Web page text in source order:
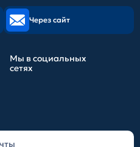
Через сайт
Мы в социальных
сетях